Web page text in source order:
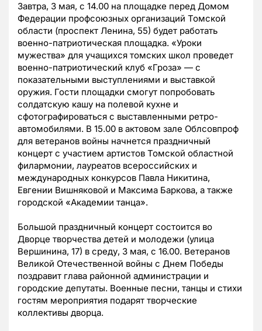
Завтра, 3 мая, с 14.00 на площадке перед Домом
Федерации профсоюзных организаций Томской
области (проспект Ленина, 55) будет работать
военно-патриотическая площадка. «Уроки
мужества» для учащихся томских школ проведет
военно-патриотический клуб «Гроза» — с
показательными выступлениями и выставкой
оружия. Гости площадки смогут попробовать
солдатскую кашу на полевой кухне и
сфотографироваться с выставленными ретро-
автомобилями. В 15.00 в актовом зале Облсовпроф
для ветеранов войны начнется праздничный
концерт с участием артистов Томской областной
филармонии, лауреатов всероссийских и
международных конкурсов Павла Никитина,
Евгении Вишняковой и Максима Баркова, а также
городской «Академии танца».
Большой праздничный концерт состоится во
Дворце творчества детей и молодежи (улица
Вершинина, 17) в среду, 3 мая, с 16.00. Ветеранов
Великой Отечественной войны с Днем Победы
поздравит глава районной администрации и
городские депутаты. Военные песни, танцы и стихи
гостям мероприятия подарят творческие
коллективы дворца.